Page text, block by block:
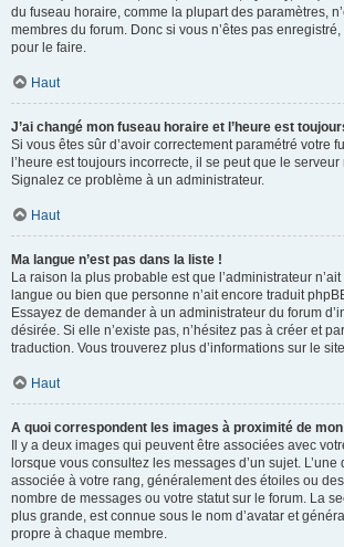
du fuseau horaire, comme la plupart des paramètres,
membres du forum. Donc si vous n’êtes pas enregistré,
pour le faire.
Haut
J’ai changé mon fuseau horaire et l’heure est
Si vous êtes sûr d’avoir correctement paramétré votre
l’heure est toujours incorrecte, il se peut que le serveur
Signalez ce problème à un administrateur.
Haut
Ma langue n’est pas dans la liste !
La raison la plus probable est que l’administrateur
langue ou bien que personne n’ait encore traduit
Essayez de demander à un administrateur du forum
désirée. Si elle n’existe pas, n’hésitez pas à créer et
traduction. Vous trouverez plus d’informations sur le
Haut
A quoi correspondent les images à proximité de
Il y a deux images qui peuvent être associées avec
lorsque vous consultez les messages d’un sujet. L’une
associée à votre rang, généralement des étoiles ou
nombre de messages ou votre statut sur le forum. La
plus grande, est connue sous le nom d’avatar et
propre à chaque membre.